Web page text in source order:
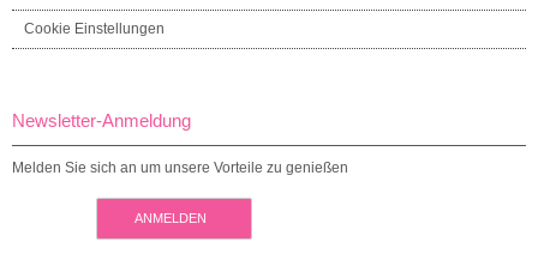
Cookie Einstellungen
Newsletter-Anmeldung
Melden Sie sich an um unsere Vorteile zu genießen
ANMELDEN